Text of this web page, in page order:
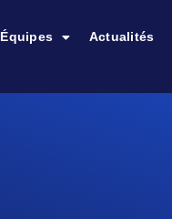
Équipes Actualités